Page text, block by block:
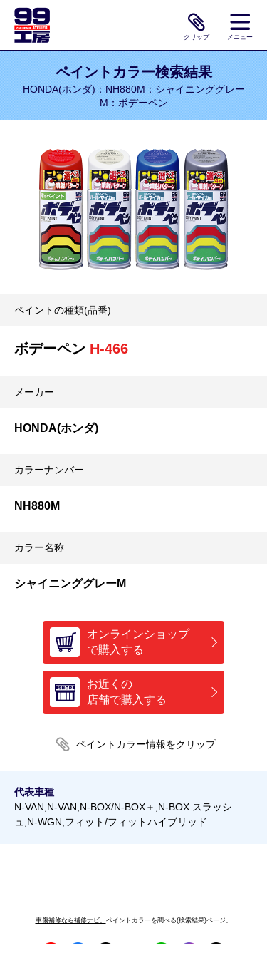
クリップ メニュー
ペイントカラー検索結果
HONDA(ホンダ)：NH880M：シャイニンググレー
M：ボデーペン
ペイントの種類(品番)
ボデーペン H-466
メーカー
HONDA(ホンダ)
カラーナンバー
NH880M
カラー名称
シャイニンググレーM
オンラインショップ
で購入する
お近くの
店舗で購入する
代表車種
N-VAN,N-VAN,N-BOX/N-BOX＋,N-BOX スラッシ
ュ,N-WGN,フィット/フィットハイブリッド
車傷補修なら補修ナビ。 ペイントカラーを調べる(検索結果)ページ。